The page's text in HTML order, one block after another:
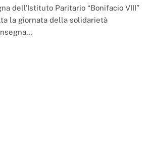
dell’Istituto Paritario “Bonifacio VIII”
la giornata della solidarietà